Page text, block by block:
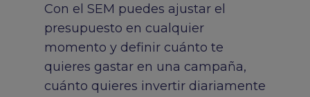
Con el SEM puedes ajustar el
presupuesto en cualquier
momento y definir cuánto te
quieres gastar en una campaña,
cuánto quieres invertir diariamente